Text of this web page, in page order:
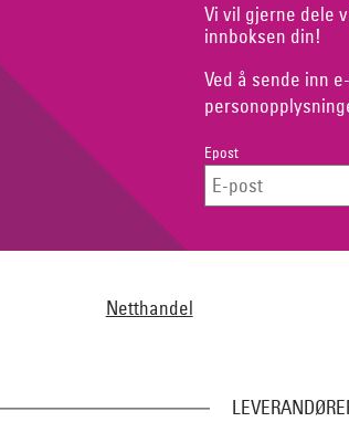
Vi vil gjerne dele
innboksen din!
Ved å sende inn
Epost
Netthandel